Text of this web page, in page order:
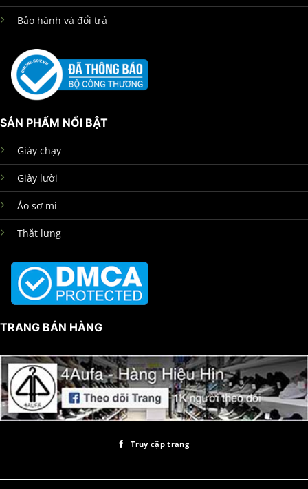
Bảo hành và đổi trả
SẢN PHẨM NỔI BẬT
Giày chạy
Giày lười
Áo sơ mi
Thắt lưng
TRANG BÁN HÀNG
Truy cập trang